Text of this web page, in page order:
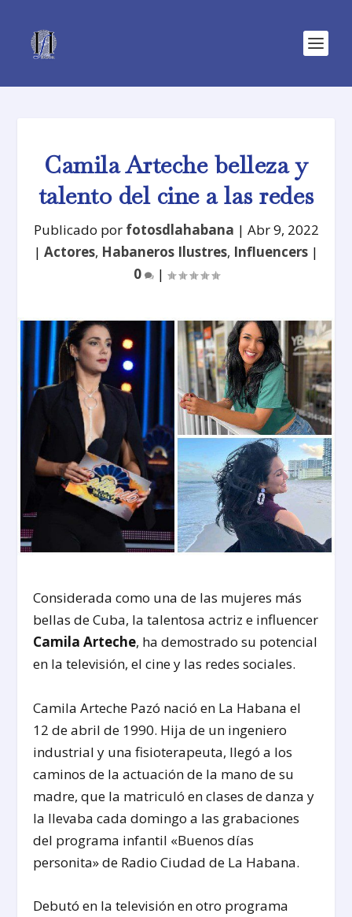
Camila Arteche belleza y
talento del cine a las redes
Publicado por fotosdlahabana | Abr 9, 2022
| Actores, Habaneros Ilustres, Influencers |
0
|
Considerada como una de las mujeres más
bellas de Cuba, la talentosa actriz e influencer
Camila Arteche, ha demostrado su potencial
en la televisión, el cine y las redes sociales.
Camila Arteche Pazó nació en La Habana el
12 de abril de 1990. Hija de un ingeniero
industrial y una fisioterapeuta, llegó a los
caminos de la actuación de la mano de su
madre, que la matriculó en clases de danza y
la llevaba cada domingo a las grabaciones
del programa infantil «Buenos días
personita» de Radio Ciudad de La Habana.
Debutó en la televisión en otro programa